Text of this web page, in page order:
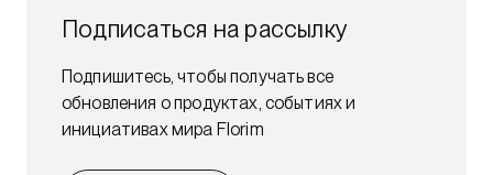
Подписаться на рассылку
Подпишитесь, чтобы получать все
обновления о продуктах, событиях и
инициативах мира Florim